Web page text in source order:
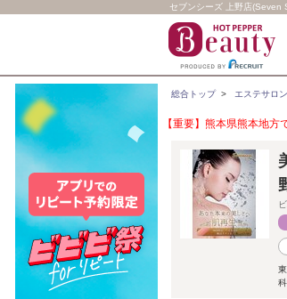
セブンシーズ 上野店(Seven
総合トップ> エステサロ
【重要】熊本県熊本地